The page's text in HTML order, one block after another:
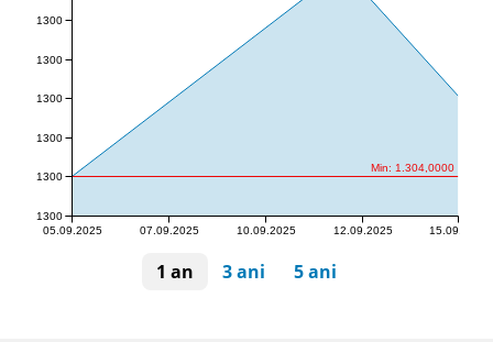
Min: 1.304,0000
05.09.2025 07.09.2025 10.09.2025 12.09.2025 15.09.2025
1300
1300
1300
1300
1300
1300
1 an 3 ani 5 ani